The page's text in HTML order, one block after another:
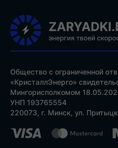
Общество с ограниченной
«КристаллЭнерго»
Мингорисполкомом
УНП 193765554
220073, г. Минск, ул.